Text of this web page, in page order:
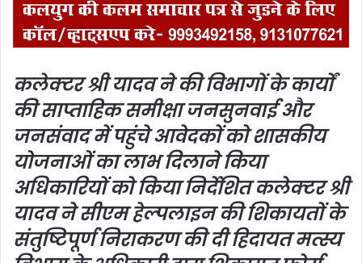
कलेक्टर श्री यादव ने की विभागों के कार्यों
की साप्‍ताहिक समीक्षाजनसुनवाई और
जनसंवाद में पहुंचे आवेदकों को शासकीय
योजनाओं का लाभ दिलाने किया
अधिकारियों को किया निर्देशितकलेक्‍टर श्री
यादव ने सीएम हेल्‍पलाइन की शिकायतों के
संतुष्टिपूर्ण निराकरण की दी हिदायतमत्स्य